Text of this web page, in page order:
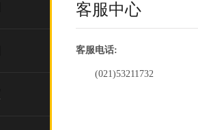
客服中心
客服电话:
(021)53211732